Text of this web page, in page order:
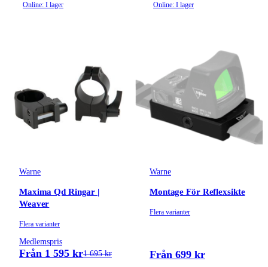
Online: I lager Online: I lager
Warne
Maxima Qd Ringar |
Weaver
Flera varianter
Medlemspris
Från 1 595 kr1 695 kr
Warne
Montage För Reflexsikte
Flera varianter
Från 699 kr